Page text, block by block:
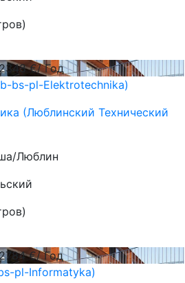
€/ Год
bs-pl-Elektrotechnika)
(Люблинский Технический
Люблин
€/ Год
pl-Informatyka)